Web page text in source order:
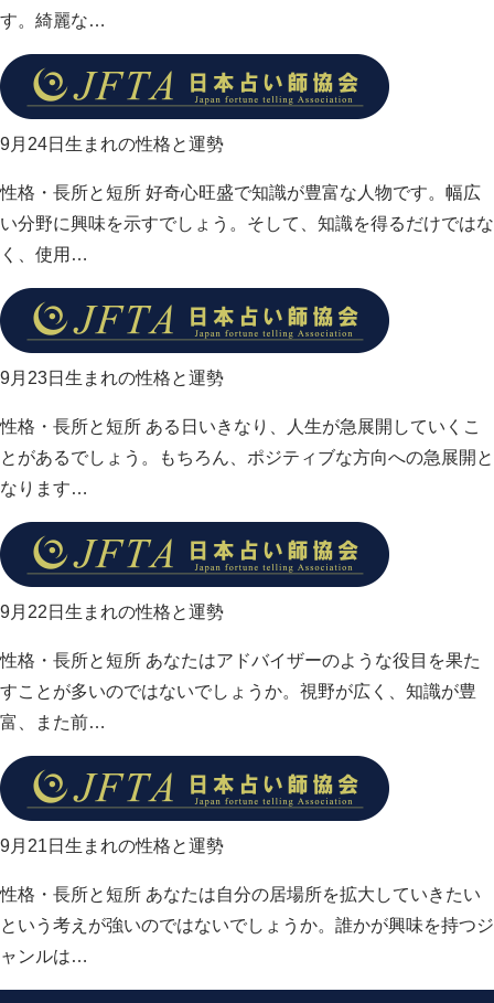
す。綺麗な…
9月24日生まれの性格と運勢
性格・長所と短所 好奇心旺盛で知識が豊富な人物です。幅広
い分野に興味を示すでしょう。そして、知識を得るだけではな
く、使用…
9月23日生まれの性格と運勢
性格・長所と短所 ある日いきなり、人生が急展開していくこ
とがあるでしょう。もちろん、ポジティブな方向への急展開と
なります…
9月22日生まれの性格と運勢
性格・長所と短所 あなたはアドバイザーのような役目を果た
すことが多いのではないでしょうか。視野が広く、知識が豊
富、また前…
9月21日生まれの性格と運勢
性格・長所と短所 あなたは自分の居場所を拡大していきたい
という考えが強いのではないでしょうか。誰かが興味を持つジ
ャンルは…